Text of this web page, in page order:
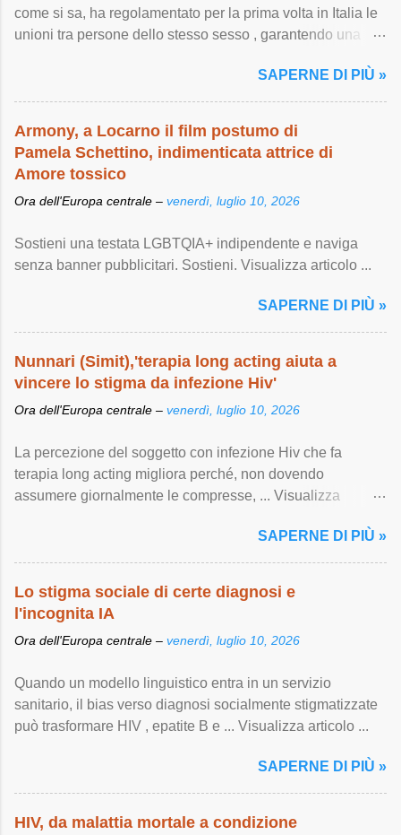
come si sa, ha regolamentato per la prima volta in Italia le
unioni tra persone dello stesso sesso , garantendo una
SAPERNE DI PIÙ »
Armony, a Locarno il film postumo di
Pamela Schettino, indimenticata attrice di
Amore tossico
Ora dell'Europa centrale – venerdì, luglio 10, 2026
Sostieni una testata LGBTQIA+ indipendente e naviga
senza banner pubblicitari. Sostieni. Visualizza articolo ...
SAPERNE DI PIÙ »
Nunnari (Simit),'terapia long acting aiuta a
vincere lo stigma da infezione Hiv'
Ora dell'Europa centrale – venerdì, luglio 10, 2026
La percezione del soggetto con infezione Hiv che fa
terapia long acting migliora perché, non dovendo
assumere giornalmente le compresse, ... Visualizza
SAPERNE DI PIÙ »
Lo stigma sociale di certe diagnosi e
l'incognita IA
Ora dell'Europa centrale – venerdì, luglio 10, 2026
Quando un modello linguistico entra in un servizio
sanitario, il bias verso diagnosi socialmente stigmatizzate
può trasformare HIV , epatite B e ... Visualizza articolo ...
SAPERNE DI PIÙ »
HIV, da malattia mortale a condizione